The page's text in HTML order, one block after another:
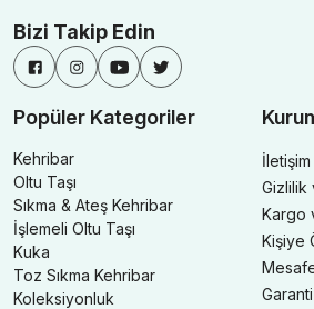
Bizi Takip Edin
Popüler Kategoriler
Kehribar
Oltu Taşı
Sıkma & Ateş Kehribar
İşlemeli Oltu Taşı
Kuka
Toz Sıkma Kehribar
Koleksiyonluk
İletişim
Gizlilik
Kargo
Kişiye